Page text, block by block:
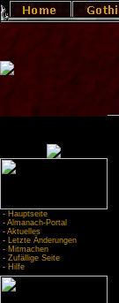
- Hauptseite
- Almanach-Portal
- Aktuelles
- Letzte Änderungen
- Mitmachen
- Zufällige Seite
- Hilfe